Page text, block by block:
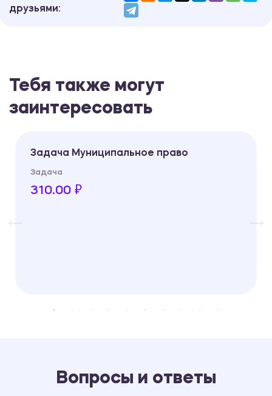
друзьями:
Тебя также могут
заинтересовать
Задача Муниципальное право
Задача
310.00 ₽
Вопросы и ответы